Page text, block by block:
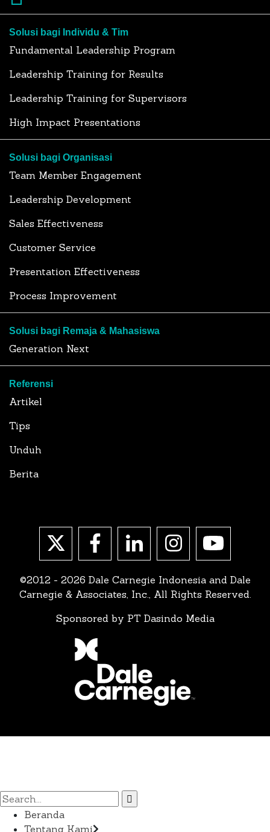
Solusi bagi Individu & Tim
Fundamental Leadership Program
Leadership Training for Results
Leadership Training for Supervisors
High Impact Presentations
Solusi bagi Organisasi
Team Member Engagement
Leadership Development
Sales Effectiveness
Customer Service
Presentation Effectiveness
Process Improvement
Solusi bagi Remaja & Mahasiswa
Generation Next
Referensi
Artikel
Tips
Unduh
Berita
©2012 - 2026 Dale Carnegie Indonesia and Dale
Carnegie & Associates, Inc., All Rights Reserved.
Sponsored by PT Dasindo Media
Beranda
Tentang Kami